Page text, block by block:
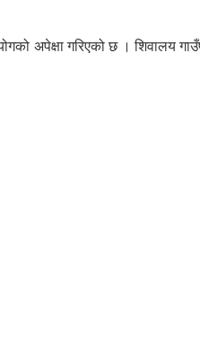
अपेक्षा गरिएको छ । शिवालय